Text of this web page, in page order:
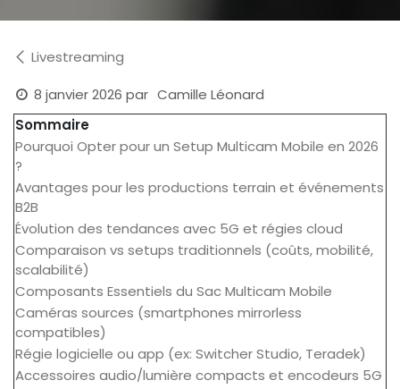
Livestreaming
8 janvier 2026 par Camille Léonard
Sommaire
Pourquoi Opter pour un Setup Multicam Mobile en 2026
?
Avantages pour les productions terrain et événements
B2B
Évolution des tendances avec 5G et régies cloud
Comparaison vs setups traditionnels (coûts, mobilité,
scalabilité)
Composants Essentiels du Sac Multicam Mobile
Caméras sources (smartphones mirrorless
compatibles)
Régie logicielle ou app (ex: Switcher Studio, Teradek)
Accessoires audio/lumière compacts et encodeurs 5G